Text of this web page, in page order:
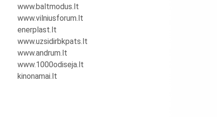
www.baltmodus.lt
www.vilniusforum.lt
enerplast.lt
www.uzsidirbkpats.lt
www.andrum.lt
www.1000odiseja.lt
kinonamai.lt